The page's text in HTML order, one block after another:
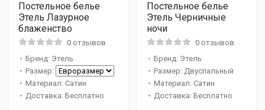
Постельное белье
Этель Лазурное
блаженство
0 отзывов
Бренд: Этель
Размер:
Материал: Сатин
Доставка: Бесплатно
Постельное белье
Этель Черничные
ночи
0 отзывов
Бренд: Этель
Размер: Двуспальный
Материал: Сатин
Доставка: Бесплатно